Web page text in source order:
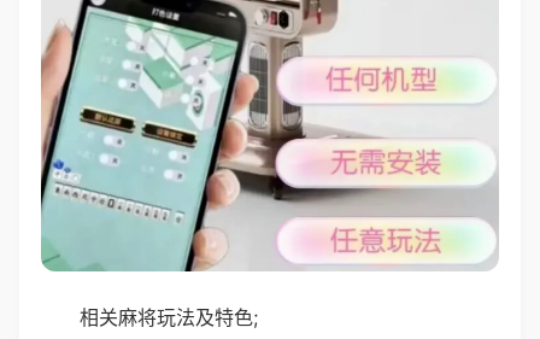
相关麻将玩法及特色;